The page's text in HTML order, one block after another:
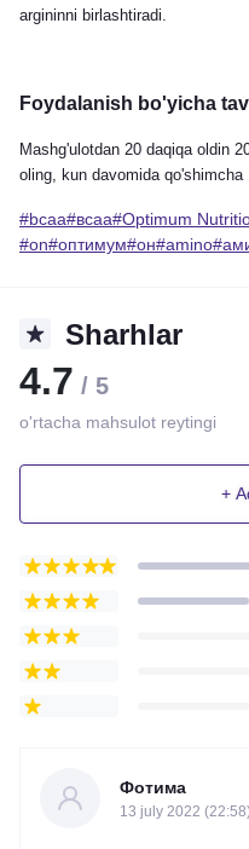
argininni birlashtiradi.
Foydalanish bo'yicha
Mashg'ulotdan 20 daqiqa oldin
oling, kun davomida qo'shimcha
#bcaa#всаа#Optimum
Sharhlar
4.7 / 5
o'rtacha mahsulot reytingi
+
Фотима
13 july 2022